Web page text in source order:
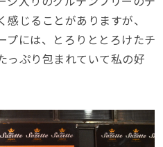
じることがありますが、
プには、とろりととろけたチ
っぷり包まれていて私の好